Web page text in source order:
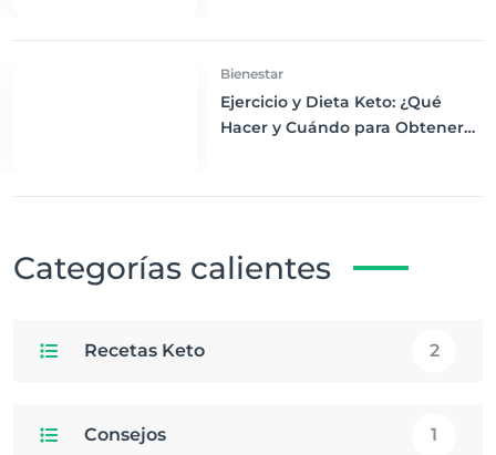
Bienestar
Ejercicio y Dieta Keto: ¿Qué
Hacer y Cuándo para Obtener
Categorías calientes
Recetas Keto 2
Consejos 1